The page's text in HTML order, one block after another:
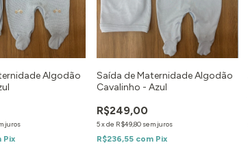
Algodão
juros
Pix
Saída de Maternidade Algodão
Cavalinho - Azul
R$249,00
5xde R$49,80 sem juros
R$236,55 com Pix